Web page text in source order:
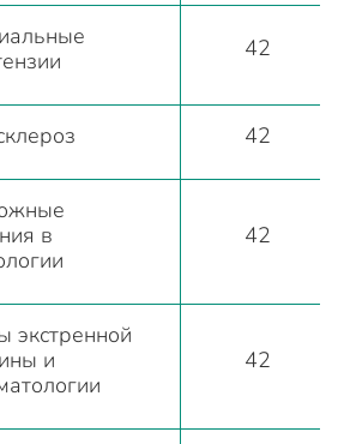
42
42
в
42
экстренной
и
42